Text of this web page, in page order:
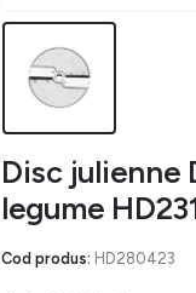
Disc julienne
legume
Cod produs: HD280423